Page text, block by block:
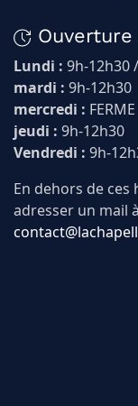
Lundi : 9h-12h30
mardi : 9h-12h30
mercredi : FERME
jeudi : 9h-12h30
Vendredi : 9h-
En dehors de
adresser un mail